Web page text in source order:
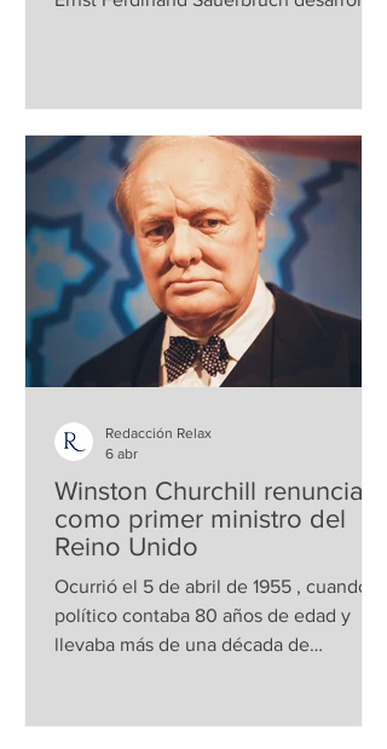
pionero en la cirugía reconstructiva y la
rehabilitación. Su trabajo surgió en el
contexto de la Primera Guerra Mundial ,
cuando numerosos soldados
regresaban con lesiones traumáticas en
las extremidades, y había una urgente
necesidad de soluciones que
Winston Churchill renuncia
como primer ministro del
Reino Unido
Ocurrió el 5 de abril de 1955 , cuando el
político contaba 80 años de edad y
llevaba más de una década de
su emblemático papel durante la
Redacción Relax
6 abr